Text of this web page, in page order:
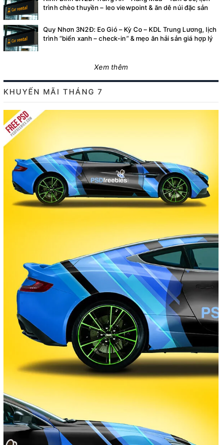
trình chèo thuyền – leo viewpoint & ăn dê núi đặc sản
Quy Nhơn 3N2Đ: Eo Gió – Kỳ Co – KDL Trung Lương, lịch
trình “biển xanh – check-in” & mẹo ăn hải sản giá hợp lý
Xem thêm
KHUYẾN MÃI THÁNG 7